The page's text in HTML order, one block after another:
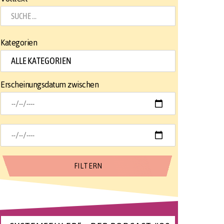
Kategorien
Erscheinungsdatum zwischen